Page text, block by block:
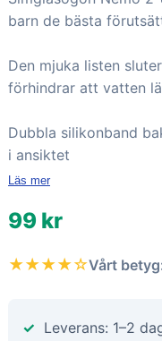
barn de bästa
Den mjuka listen
förhindrar att vatten
Dubbla silikonband
i ansiktet
Läs mer
99 kr
★★★★☆Vårt
Leverans: 1–2